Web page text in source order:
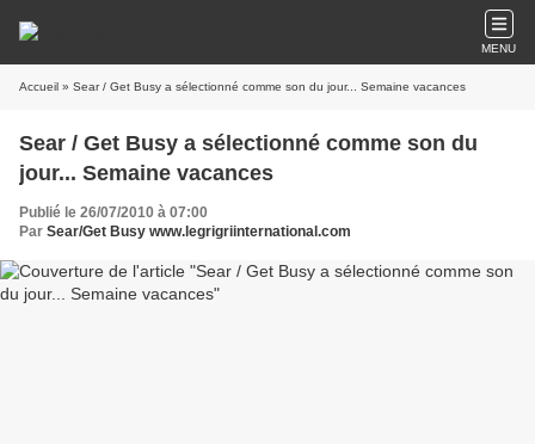
MENU
Accueil » Sear / Get Busy a sélectionné comme son du jour... Semaine vacances
Sear / Get Busy a sélectionné comme son du
jour... Semaine vacances
Publié le 26/07/2010 à 07:00
Par Sear/Get Busy www.legrigriinternational.com